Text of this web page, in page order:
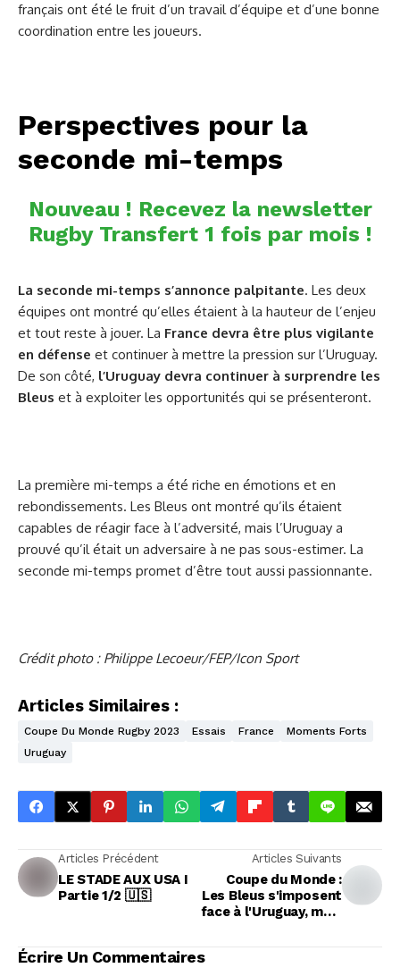
français ont été le fruit d’un travail d’équipe et d’une bonne
coordination entre les joueurs.
Perspectives pour la
seconde mi-temps
Nouveau ! Recevez la newsletter
Rugby Transfert 1 fois par mois !
La seconde mi-temps s’annonce palpitante. Les deux
équipes ont montré qu’elles étaient à la hauteur de l’enjeu
et tout reste à jouer. La France devra être plus vigilante
en défense et continuer à mettre la pression sur l’Uruguay.
De son côté, l’Uruguay devra continuer à surprendre les
Bleus et à exploiter les opportunités qui se présenteront.
La première mi-temps a été riche en émotions et en
rebondissements. Les Bleus ont montré qu’ils étaient
capables de réagir face à l’adversité, mais l’Uruguay a
prouvé qu’il était un adversaire à ne pas sous-estimer. La
seconde mi-temps promet d’être tout aussi passionnante.
Crédit photo : Philippe Lecoeur/FEP/Icon Sport
Articles Similaires :
Coupe Du Monde Rugby 2023 Essais France
Moments Forts
Uruguay
Articles Précédent
LE STADE AUX USA I
Partie 1/2 🇺🇸
Articles Suivants
Coupe du Monde :
Les Bleus s'imposent
face à l'Uruguay, mais
Écrire Un Commentaires